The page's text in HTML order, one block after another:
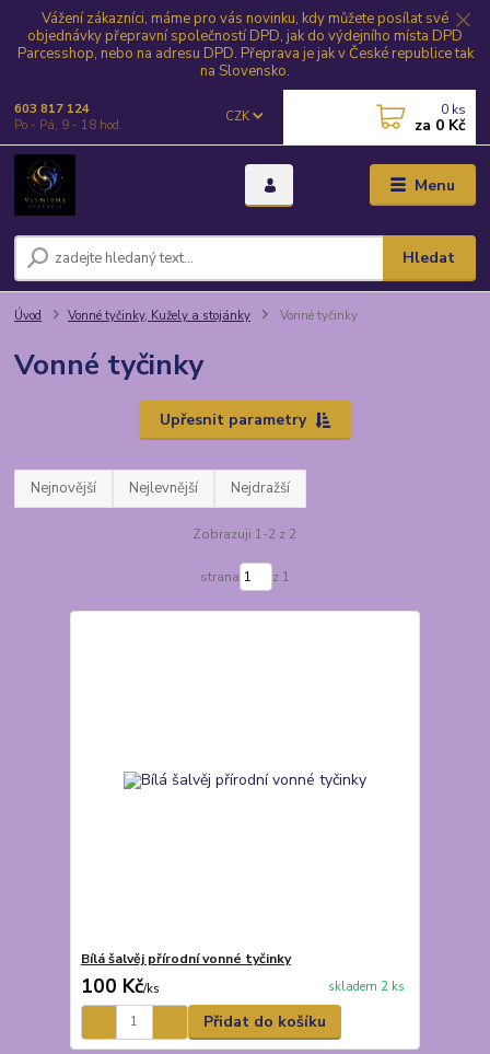
Vážení zákazníci, máme pro vás novinku, kdy můžete posílat své
objednávky přepravní společností DPD, jak do výdejního místa DPD
Parcesshop, nebo na adresu DPD. Přeprava je jak v České republice tak
na Slovensko.
Menu
CZK
Hledat
603 817 124
Po - Pá, 9 - 18 hod.
0 ks
za 0 Kč
Úvod Vonné tyčinky, Kužely a stojánky Vonné tyčinky
Vonné tyčinky
Upřesnit parametry
Nejnovější Nejlevnější Nejdražší
Zobrazuji 1-2 z 2
strana z 1
Bílá šalvěj přírodní vonné tyčinky
100 Kč/ks skladem 2 ks
Přidat do košíku